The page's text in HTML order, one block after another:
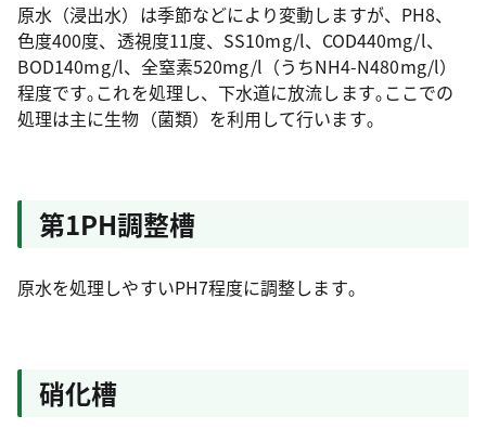
原水（浸出水）は季節などにより変動しますが、PH8、
色度400度、透視度11度、SS10mg/l、COD440mg/l、
BOD140mg/l、全窒素520mg/l（うちNH4-N480mg/l）
程度です｡これを処理し、下水道に放流します｡ここでの
処理は主に生物（菌類）を利用して行います｡
第1PH調整槽
原水を処理しやすいPH7程度に調整します｡
硝化槽